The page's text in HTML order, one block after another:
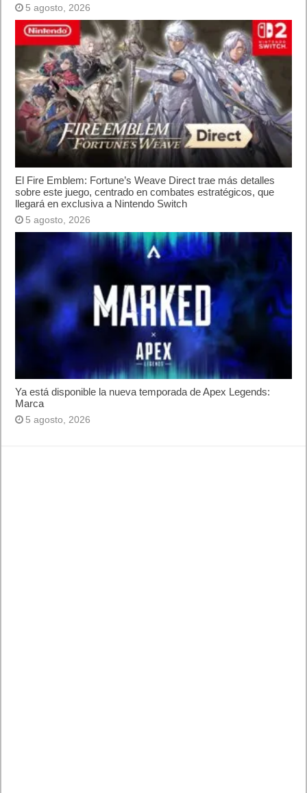
5 agosto, 2026
El Fire Emblem: Fortune’s Weave Direct trae más detalles
sobre este juego, centrado en combates estratégicos, que
llegará en exclusiva a Nintendo Switch
5 agosto, 2026
Ya está disponible la nueva temporada de Apex Legends:
Marca
5 agosto, 2026